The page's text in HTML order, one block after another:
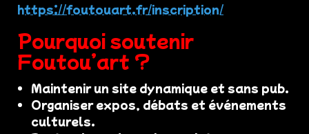
https://foutouart.fr/inscription/
Pourquoi soutenir
Foutou’art ?
Maintenir un site dynamique et sans pub.
Organiser expos, débats et événements
culturels.